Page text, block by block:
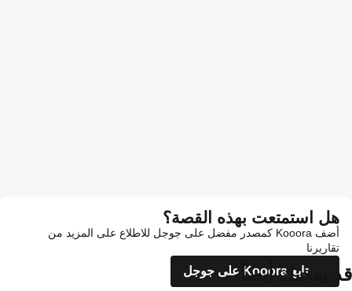
هل استمتعت بهذه القصة؟
أضف Kooora كمصدر مفضل على جوجل للاطلاع على المزيد من
تقاريرنا
تابع Kooora على جوجل
قد يعجبك أيضاً